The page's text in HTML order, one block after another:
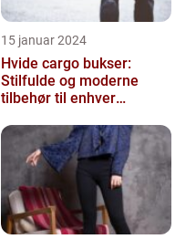
15 januar 2024
Hvide cargo bukser:
Stilfulde og moderne
tilbehør til enhver